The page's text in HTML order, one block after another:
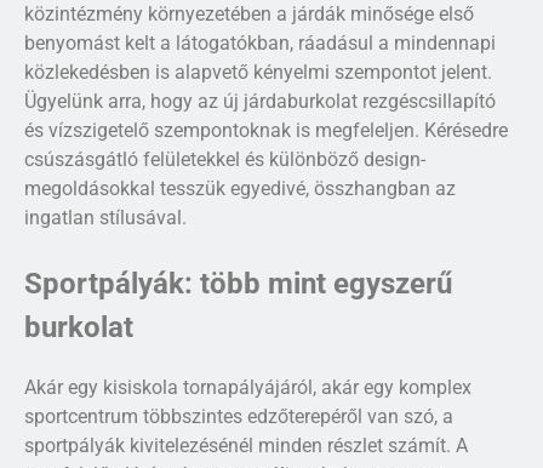
közintézmény környezetében a járdák minősége első
benyomást kelt a látogatókban, ráadásul a mindennapi
közlekedésben is alapvető kényelmi szempontot jelent.
Ügyelünk arra, hogy az új járdaburkolat rezgéscsillapító
és vízszigetelő szempontoknak is megfeleljen. Kérésedre
csúszásgátló felületekkel és különböző design-
megoldásokkal tesszük egyedivé, összhangban az
ingatlan stílusával.
Sportpályák: több mint egyszerű
burkolat
Akár egy kisiskola tornapályájáról, akár egy komplex
sportcentrum többszintes edzőterepéről van szó, a
sportpályák kivitelezésénél minden részlet számít. A